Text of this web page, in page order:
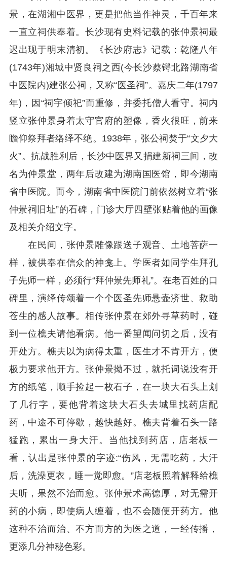
景，在湖湘中医界，更是把他当作神灵，千百年来
一直立祠供奉着。长沙现有史料记载的张仲景祠最
迟出现于明末清初。《长沙府志》记载：乾隆八年
(1743年)湘城中贤良祠之西(今长沙蔡锷北路湖南省
中医院内)建张公祠，又称“医圣祠”。嘉庆二年(1797
年)，因“祠宇倾祀”而重修，并委托僧人看守。祠内
竖立张仲景身着太守官府的塑像，香火很旺，前来
瞻仰祭拜者络绎不绝。1938年，张公祠焚于“文夕大
火”。抗战胜利后，长沙中医界又捐建新祠三间，改
名为仲景堂，两年后改建为湖南国医馆，即今湖南
省中医院。而今，湖南省中医院门前依然树立着“张
仲景祠旧址”的石碑，门诊大厅四壁张贴着他的画像
及相关介绍文字。
在民间，张仲景雕像跟送子观音、土地菩萨一
样，被供奉在信众的神龛上。学医者如同学生拜孔
子先师一样，必须行“拜仲景先师礼”。在老百姓的口
碑里，演绎传颂着一个个医圣先师悬壶济世、救助
苍生的感人故事。相传张仲景在郊外寻草药时，碰
到一位樵夫请他看病。他一番望闻问切之后，没有
开处方。樵夫以为病得太重，医生才不肯开方，便
极力要求他开方。张仲景拗不过，就托词说没有开
方的纸笔，顺手捡起一枚石子，在一块大石头上划
了几行字，要他背着这块大石头去城里找药店配
药，中途不可停歇，越快越好。樵夫背着石头一路
猛跑，累出一身大汗。当他找到药店，店老板一
看，认出是张仲景的字迹:“伤风，无需吃药，大汗
后，洗澡更衣，睡一觉即愈。”店老板照着解释给樵
夫听，果然不治而愈。张仲景术高德厚，对无需开
药的小病，即使病人缠着，也不会随便开药方。他
这种不治而治、不方而方的为医之道，一经传播，
更添几分神秘色彩。